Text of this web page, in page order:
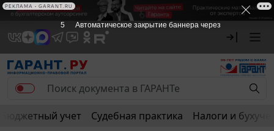
Бюджетный учет Судебная практика Налоги и
5 Автоматическое закрытие баннера через
РЕКЛАМА • GARANT.RU